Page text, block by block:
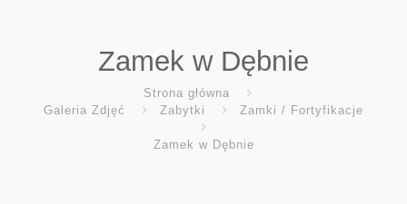
Zamek w Dębnie
Strona główna
Galeria Zdjęć
Zabytki Zamki / Fortyfikacje
Zamek w Dębnie